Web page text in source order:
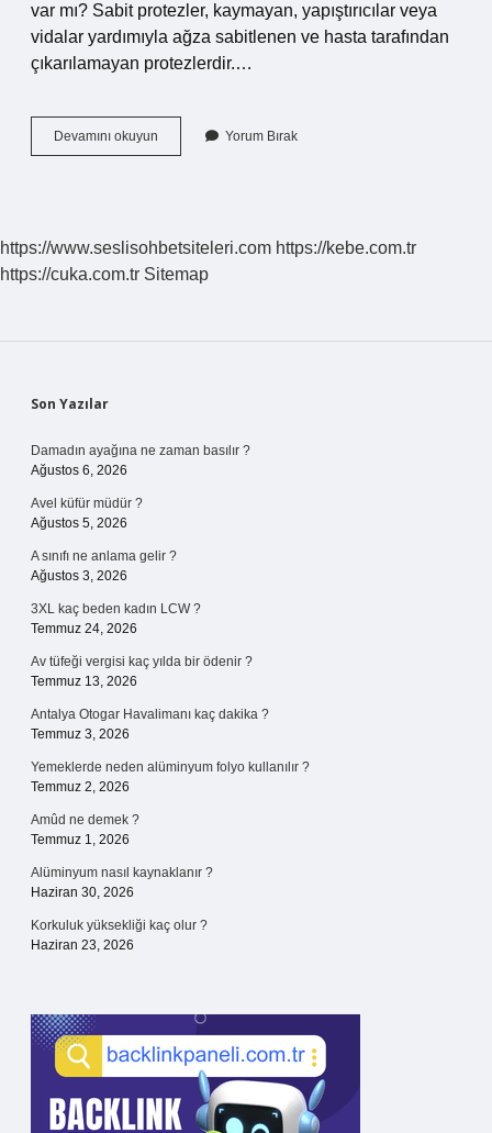
var mı? Sabit protezler, kaymayan, yapıştırıcılar veya
vidalar yardımıyla ağza sabitlenen ve hasta tarafından
çıkarılamayan protezlerdir.…
Devamını okuyun Çıkmayan
Damak
Yorum Bırak
https://www.seslisohbetsiteleri.com https://kebe.com.tr
https://cuka.com.tr Sitemap
Sidebar
Son Yazılar
Damadın ayağına ne zaman basılır ?
Ağustos 6, 2026
Avel küfür müdür ?
Ağustos 5, 2026
A sınıfı ne anlama gelir ?
Ağustos 3, 2026
3XL kaç beden kadın LCW ?
Temmuz 24, 2026
Av tüfeği vergisi kaç yılda bir ödenir ?
Temmuz 13, 2026
Antalya Otogar Havalimanı kaç dakika ?
Temmuz 3, 2026
Yemeklerde neden alüminyum folyo kullanılır ?
Temmuz 2, 2026
Amûd ne demek ?
Temmuz 1, 2026
Alüminyum nasıl kaynaklanır ?
Haziran 30, 2026
Korkuluk yüksekliği kaç olur ?
Haziran 23, 2026